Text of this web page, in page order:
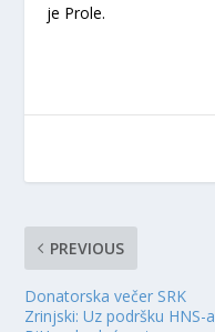
je Prole.
PREVIOUS
Donatorska večer SRK
Zrinjski: Uz podršku HNS-a